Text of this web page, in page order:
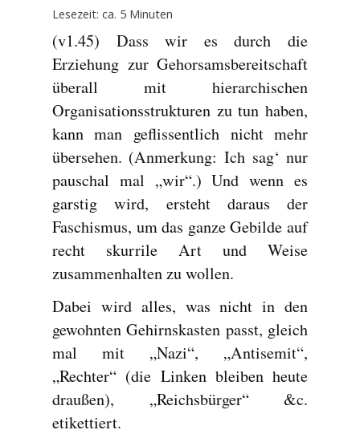
Lesezeit: ca. 5 Minuten
(v1.45) Dass wir es durch die
Erziehung zur Gehorsamsbereitschaft
überall mit hierarchischen
Organisationsstrukturen zu tun haben,
kann man geflissentlich nicht mehr
übersehen. (Anmerkung: Ich sag‘ nur
pauschal mal „wir“.) Und wenn es
garstig wird, ersteht daraus der
Faschismus, um das ganze Gebilde auf
recht skurrile Art und Weise
zusammenhalten zu wollen.
Dabei wird alles, was nicht in den
gewohnten Gehirnskasten passt, gleich
mal mit „Nazi“, „Antisemit“,
„Rechter“ (die Linken bleiben heute
draußen), „Reichsbürger“ &c.
etikettiert.